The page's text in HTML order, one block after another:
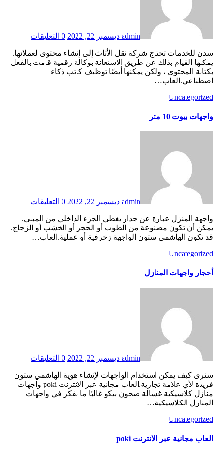
admin ديسمبر 22, 2022 0 التعليقات
سدن للخدمات تحتاج شركة نقل الأثاث إلى إنشاء محتوى لعملائها.
يمكنها القيام بذلك عن طريق الاستعانة بوكالة رقمية قامت بالفعل
بكتابة المحتوى ، ولكن يمكنها أيضًا توظيف كاتب ذكاء
اصطناعي.العاب…
Uncategorized
واجهات بيوت 10 متر
admin ديسمبر 22, 2022 0 التعليقات
واجهة المنزل عبارة عن جدار يغطي الجزء الداخلي من المبنى.
يمكن أن تكون مصنوعة من الطوب أو الحجر أو الخشب أو الزجاج.
قد تكون الهاشمي ستون الواجهة زخرفية أو عملية.العاب…
Uncategorized
أحجار واجهات المنازل
admin ديسمبر 22, 2022 0 التعليقات
سنرى كيف يمكن استخدام الواجهات لإنشاء هوية الهاشمي ستون
فريدة لأي علامة تجارية.العاب مجانية عبر الانترنت poki واجهات
منازل كلاسيكية غسالة صحون بيكو غالبًا ما نفكر في واجهات
المنازل الكلاسيكية…
Uncategorized
العاب مجانية عبر الانترنت poki